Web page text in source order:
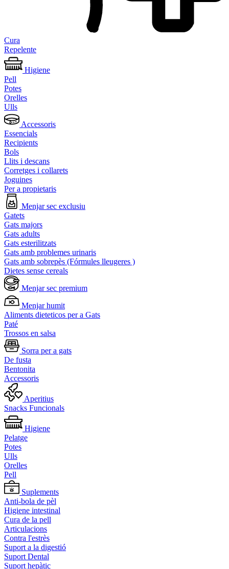
Cura
Repelente
Higiene
Pell
Potes
Orelles
Ulls
Accessoris
Essencials
Recipients
Bols
Llits i descans
Corretges i collarets
Joguines
Per a propietaris
Menjar sec exclusiu
Gatets
Gats majors
Gats adults
Gats esterilitzats
Gats amb problemes urinaris
Gats amb sobrepès (Fórmules lleugeres )
Dietes sense cereals
Menjar sec premium
Menjar humit
Aliments dieteticos per a Gats
Paté
Trossos en salsa
Sorra per a gats
De fusta
Bentonita
Accessoris
Aperitius
Snacks Funcionals
Higiene
Pelatge
Potes
Ulls
Orelles
Pell
Suplements
Anti-bola de pèl
Higiene intestinal
Cura de la pell
Articulacions
Contra l'estrès
Suport a la digestió
Suport Dental
Suport hepàtic